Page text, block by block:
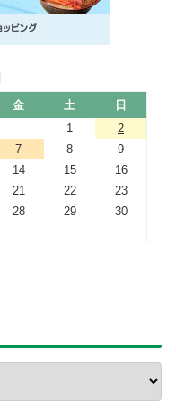
金 土
日
1
2
7 8
9
14 15
16
21 22
23
28 29
30